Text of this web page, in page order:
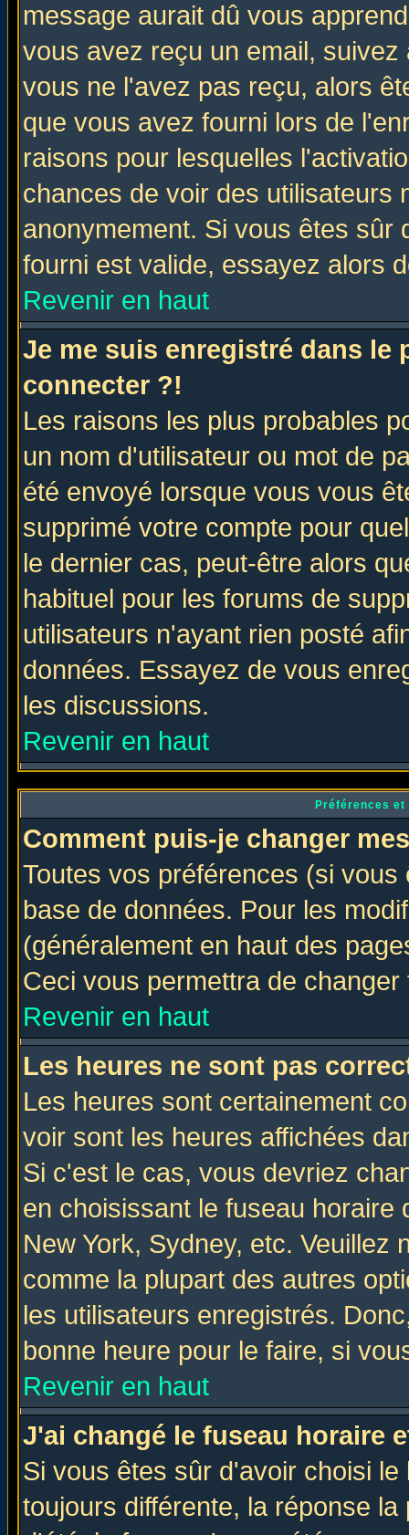
message aurait dû vous
vous avez reçu un email,
vous ne l'avez pas reçu, alors
que vous avez fourni lors de
raisons pour lesquelles
chances de voir des utilisateurs
anonymement. Si vous êtes sûr
fourni est valide, essayez alors
Revenir en haut
Je me suis enregistré dans le
connecter ?!
Les raisons les plus probables
un nom d'utilisateur ou mot de
été envoyé lorsque vous vous
supprimé votre compte pour
le dernier cas, peut-être alors
habituel pour les forums de
utilisateurs n'ayant rien posté
données. Essayez de vous
les discussions.
Revenir en haut
Préférences
Comment puis-je changer
Toutes vos préférences (si
base de données. Pour les
(généralement en haut des
Ceci vous permettra de
Revenir en haut
Les heures ne sont pas
Les heures sont certainement
voir sont les heures affichées
Si c'est le cas, vous devriez
en choisissant le fuseau
New York, Sydney, etc. Veuillez
comme la plupart des autres
les utilisateurs enregistrés.
bonne heure pour le faire, si
Revenir en haut
J'ai changé le fuseau horaire
Si vous êtes sûr d'avoir choisi
toujours différente, la réponse